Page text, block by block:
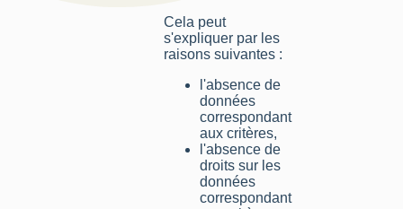
Cela peut
s'expliquer par les
raisons suivantes :
l'absence de
données
correspondant
aux critères,
l'absence de
droits sur les
données
correspondant